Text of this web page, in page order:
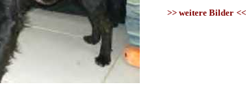
>> weitere Bilder <<